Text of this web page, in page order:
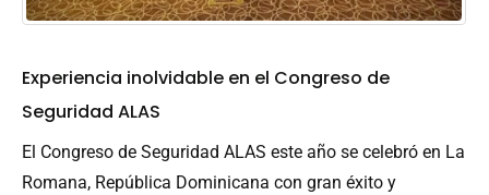
Experiencia inolvidable en el Congreso de
Seguridad ALAS
El Congreso de Seguridad ALAS este año se celebró en La
Romana, República Dominicana con gran éxito y